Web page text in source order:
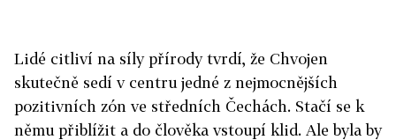
Lidé citliví na síly přírody tvrdí, že Chvojen
skutečně sedí v centru jedné z nejmocnějších
pozitivních zón ve středních Čechách. Stačí se k
němu přiblížit a do člověka vstoupí klid. Ale byla by